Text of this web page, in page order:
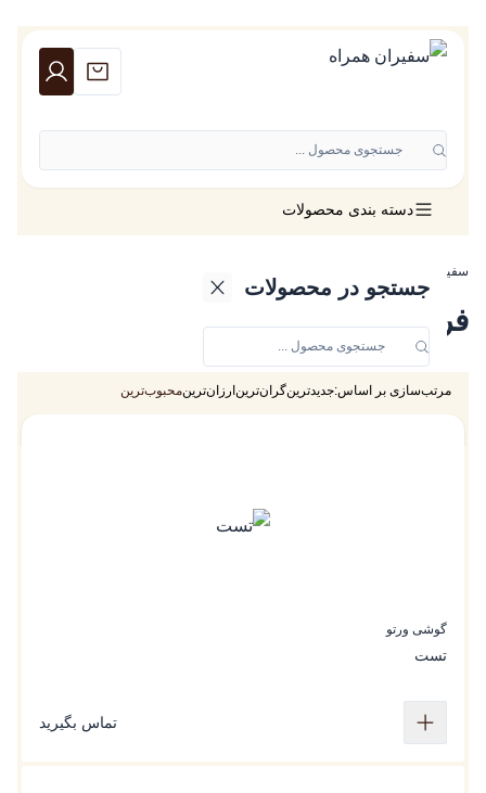
جستجوی محصول ...
جستجو در محصولات
دسته بندی محصولات
سفیران همراه
فروشگاه
مرتب‌سازی بر اساس:جدیدترینگران‌ترین ارزان‌ترینمحبوب‌ترین
گوشی ورتو
تست
تماس بگیرید